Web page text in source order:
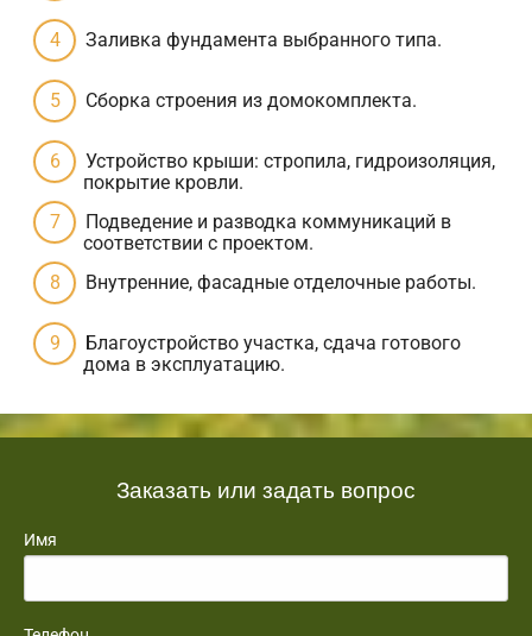
Заливка фундамента выбранного типа.
Сборка строения из домокомплекта.
Устройство крыши: стропила, гидроизоляция,
покрытие кровли.
Подведение и разводка коммуникаций в
соответствии с проектом.
Внутренние, фасадные отделочные работы.
Благоустройство участка, сдача готового
дома в эксплуатацию.
Заказать или задать вопрос
Имя